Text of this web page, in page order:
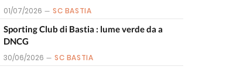
01/07/2026 SC BASTIA
Sporting Club di Bastia : lume verde da a
DNCG
30/06/2026 SC BASTIA